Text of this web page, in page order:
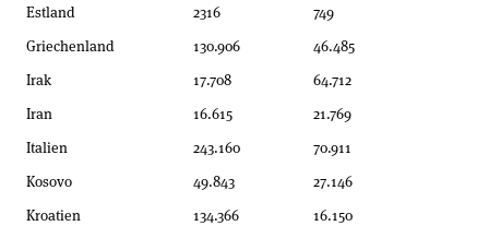
Estland
2316
749
Griechenland
130.906
46.485
Irak
17.708
64.712
Iran
16.615
21.769
Italien
243.160
70.911
Kosovo
49.843
27.146
Kroatien
134.366
16.150